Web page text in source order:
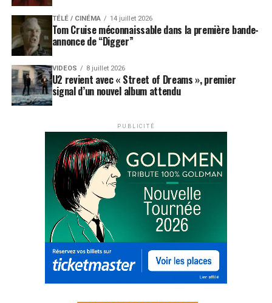
TÉLÉ / CINÉMA 14 juillet 2026
Tom Cruise méconnaissable dans la première bande-
annonce de “Digger”
VIDEOS 8 juillet 2026
U2 revient avec « Street of Dreams », premier
signal d’un nouvel album attendu
PUBLICITÉ